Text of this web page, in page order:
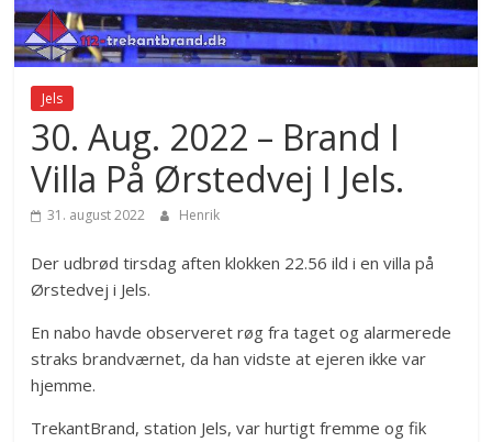
Jels
30. Aug. 2022 – Brand I
Villa På Ørstedvej I Jels.
31. august 2022 Henrik
Der udbrød tirsdag aften klokken 22.56 ild i en villa på
Ørstedvej i Jels.
En nabo havde observeret røg fra taget og alarmerede
straks brandværnet, da han vidste at ejeren ikke var
hjemme.
TrekantBrand, station Jels, var hurtigt fremme og fik